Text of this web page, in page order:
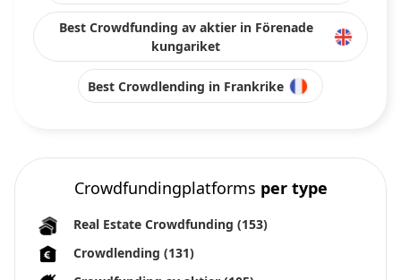
Best Crowdfunding av aktier in Förenade
kungariket
Best Crowdlending in Frankrike
Crowdfundingplatforms per type
Real Estate Crowdfunding (153)
Crowdlending (131)